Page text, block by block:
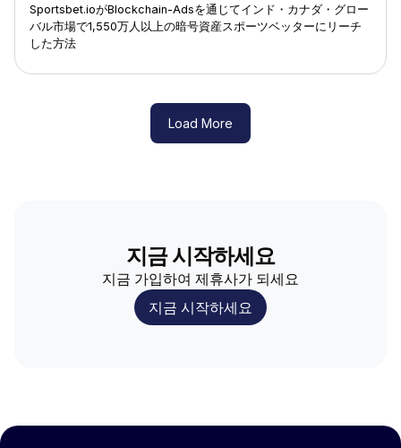
Sportsbet.ioがBlockchain-Adsを通じてインド・カナダ・グロー
バル市場で1,550万人以上の暗号資産スポーツベッターにリーチ
した方法
Load More
지금 시작하세요
지금 가입하여 제휴사가 되세요
지금 시작하세요